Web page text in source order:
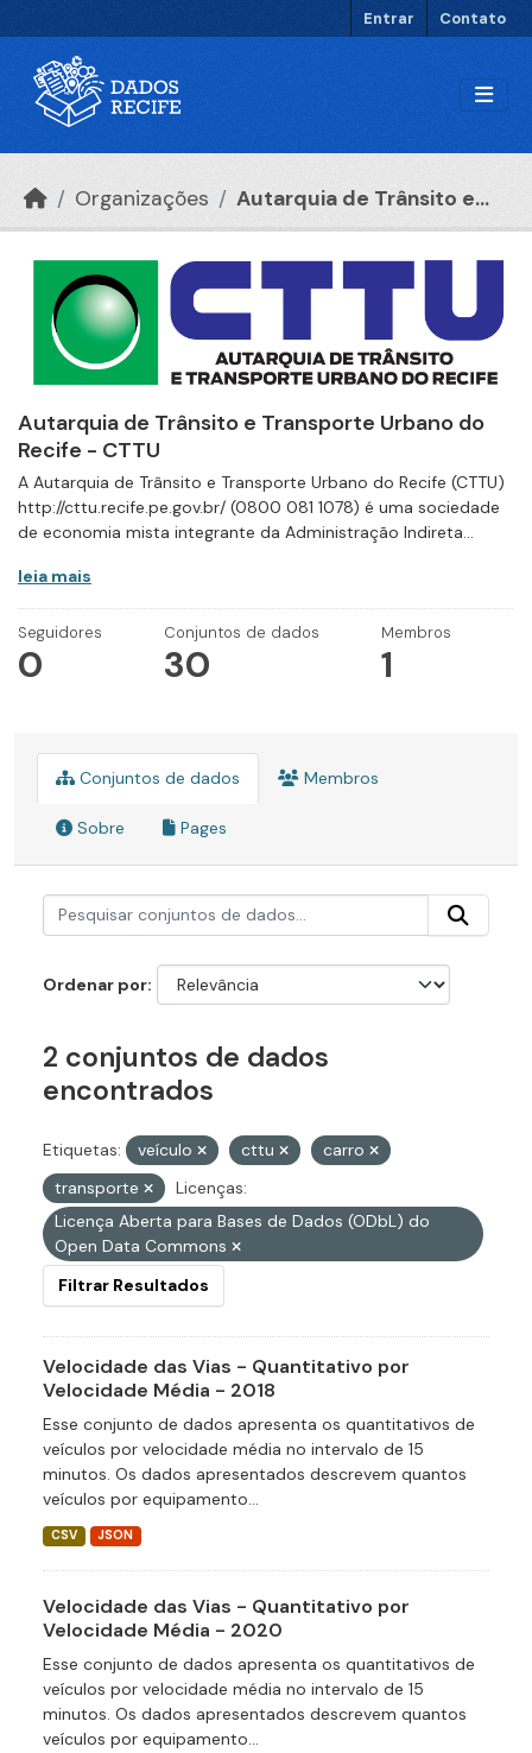
Entrar Contato
Organizações Autarquia de Trânsito e...
Autarquia de Trânsito e Transporte Urbano do
Recife - CTTU
A Autarquia de Trânsito e Transporte Urbano do Recife (CTTU)
http://cttu.recife.pe.gov.br/ (0800 081 1078) é uma sociedade
de economia mista integrante da Administração Indireta...
leia mais
Seguidores
0
Conjuntos de dados
30
Membros
1
Conjuntos de dados Membros
Sobre Pages
Ordenar por
2 conjuntos de dados
encontrados
Etiquetas: veículo cttu
carro
transporte
Licenças:
Licença Aberta para Bases de Dados (ODbL) do
Open Data Commons
Filtrar Resultados
Velocidade das Vias - Quantitativo por
Velocidade Média - 2018
Esse conjunto de dados apresenta os quantitativos de
veículos por velocidade média no intervalo de 15
minutos. Os dados apresentados descrevem quantos
veículos por equipamento...
CSV JSON
Velocidade das Vias - Quantitativo por
Velocidade Média - 2020
Esse conjunto de dados apresenta os quantitativos de
veículos por velocidade média no intervalo de 15
minutos. Os dados apresentados descrevem quantos
veículos por equipamento...